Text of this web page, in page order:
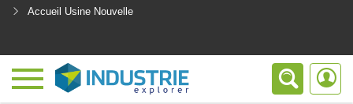
Accueil Usine Nouvelle